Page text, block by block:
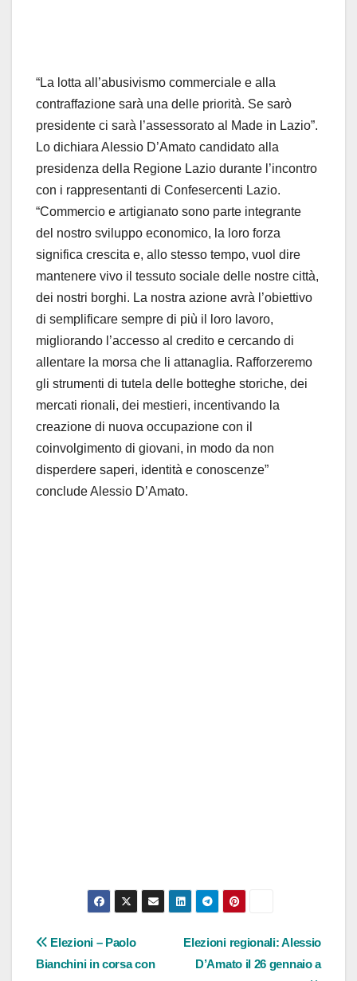
“La lotta all’abusivismo commerciale e alla
contraffazione sarà una delle priorità. Se sarò
presidente ci sarà l’assessorato al Made in Lazio”.
Lo dichiara Alessio D’Amato candidato alla
presidenza della Regione Lazio durante l’incontro
con i rappresentanti di Confesercenti Lazio.
“Commercio e artigianato sono parte integrante
del nostro sviluppo economico, la loro forza
significa crescita e, allo stesso tempo, vuol dire
mantenere vivo il tessuto sociale delle nostre città,
dei nostri borghi. La nostra azione avrà l’obiettivo
di semplificare sempre di più il loro lavoro,
migliorando l’accesso al credito e cercando di
allentare la morsa che li attanaglia. Rafforzeremo
gli strumenti di tutela delle botteghe storiche, dei
mercati rionali, dei mestieri, incentivando la
creazione di nuova occupazione con il
coinvolgimento di giovani, in modo da non
disperdere saperi, identità e conoscenze”
conclude Alessio D’Amato.
NavigazioneElezioni regionali: Alessio
D’Amato il 26 gennaio a
Elezioni – Paolo
Bianchini in corsa con